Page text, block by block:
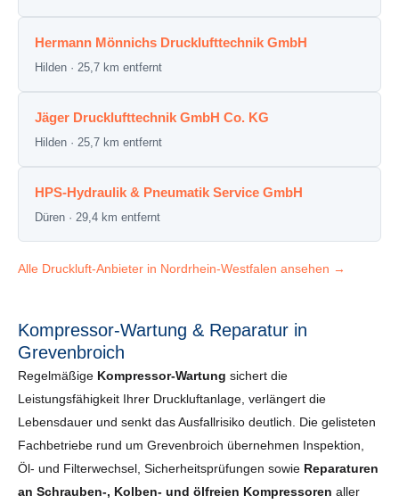
Hermann Mönnichs Drucklufttechnik GmbH
Hilden · 25,7 km entfernt
Jäger Drucklufttechnik GmbH Co. KG
Hilden · 25,7 km entfernt
HPS-Hydraulik & Pneumatik Service GmbH
Düren · 29,4 km entfernt
Alle Druckluft-Anbieter in Nordrhein-Westfalen ansehen →
Kompressor-Wartung & Reparatur in
Grevenbroich
Regelmäßige Kompressor-Wartung sichert die
Leistungsfähigkeit Ihrer Druckluftanlage, verlängert die
Lebensdauer und senkt das Ausfallrisiko deutlich. Die gelisteten
Fachbetriebe rund um Grevenbroich übernehmen Inspektion,
Öl- und Filterwechsel, Sicherheits­prüfungen sowie Reparaturen
an Schrauben-, Kolben- und ölfreien Kompressoren aller